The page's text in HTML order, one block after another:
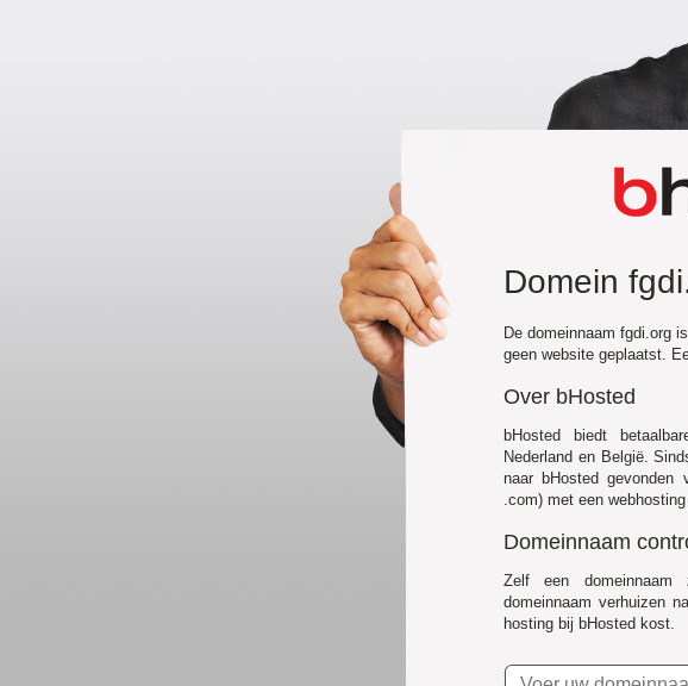
Domein
De domeinnaam fgdi.org
geen website geplaatst.
Over bHosted
bHosted biedt
Nederland en België.
naar bHosted gevonden
.com) met een
Domeinnaam
Zelf een domeinnaam
domeinnaam verhuizen
hosting bij bHosted kost.